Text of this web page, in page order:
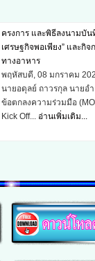
และพนักงานฯ...อ่านเพิ่มเ
ครงการ และพิธีลงนามบั
เศรษฐกิจพอเพียง” และกิ
ทางอาหาร
พฤหัสบดี, 08 มกราคม
นายอดุลย์ ถาวรกุล นายอ
ข้อตกลงความร่วมมือ
Kick Off... อ่านเพิ่มเติม...